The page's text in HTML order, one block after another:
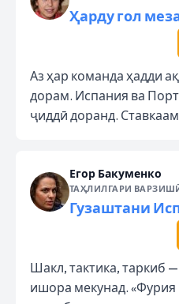
Ҳарду гол
Аз ҳар команда ҳадди
дорам. Испания ва
ҷиддӣ доранд.
Егор Бакуменко
ТАҲЛИЛГАРИ
Гузаштани
Шакл, тактика, таркиб
ишора мекунад. «Фурия